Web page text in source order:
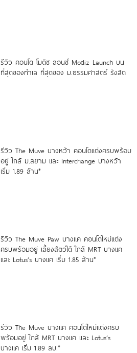
รีวิว คอนโด โมดิซ ลอนซ์ Modiz Launch บน
ที่สุดของทำเล ที่สุดของ ม.ธรรมศาสตร์ รังสิต
รีวิว The Muve บางหว้า คอนโดแต่งครบพร้อม
อยู่ ใกล้ ม.สยาม และ Interchange บางหว้า
เริ่ม 1.89 ล้าน*
รีวิว The Muve Paw บางแค คอนโดใหม่แต่ง
ครบพร้อมอยู่ เลี้ยงสัตว์ได้ ใกล้ MRT บางแค
และ Lotus’s บางแค เริ่ม 1.85 ล้าน*
รีวิว The Muve บางแค คอนโดใหม่แต่งครบ
พร้อมอยู่ ใกล้ MRT บางแค และ Lotus’s
บางแค เริ่ม 1.89 ลบ.*